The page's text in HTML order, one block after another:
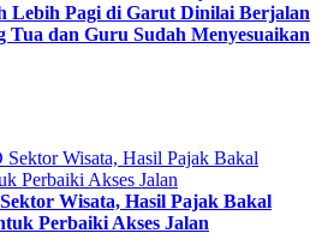
Lebih Pagi di Garut Dinilai Berjalan
Tua dan Guru Sudah Menyesuaikan
Wisata, Hasil Pajak Bakal
Perbaiki Akses Jalan